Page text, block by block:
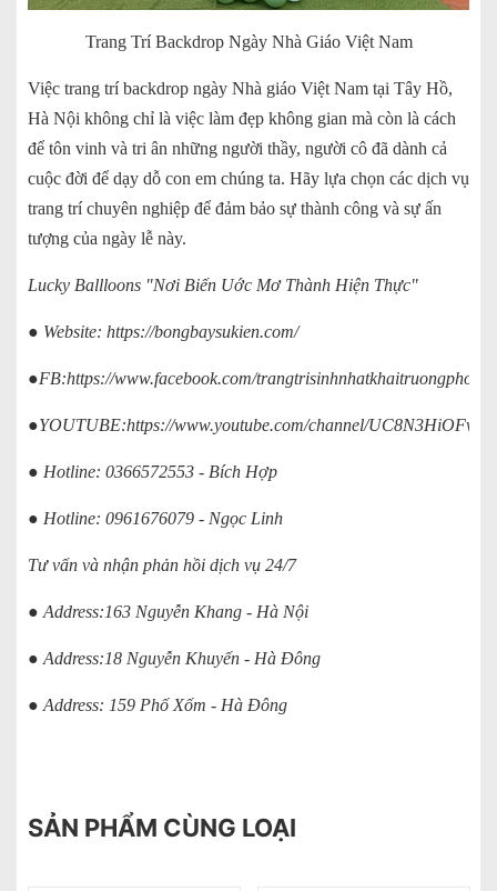
Trang Trí Backdrop Ngày Nhà Giáo Việt Nam
Việc trang trí backdrop ngày Nhà giáo Việt Nam tại Tây Hồ,
Hà Nội không chỉ là việc làm đẹp không gian mà còn là cách
để tôn vinh và tri ân những người thầy, người cô đã dành cả
cuộc đời để dạy dỗ con em chúng ta. Hãy lựa chọn các dịch vụ
trang trí chuyên nghiệp để đảm bảo sự thành công và sự ấn
tượng của ngày lễ này.
Lucky Ballloons "Nơi Biến Uớc Mơ Thành Hiện Thực"
● Website: https://bongbaysukien.com/
●FB:https://www.facebook.com/
●YOUTUBE:https://www.youtube.com/channel/
● Hotline: 0366572553 - Bích Hợp
● Hotline: 0961676079 - Ngọc Linh
Tư vấn và nhận phản hồi dịch vụ 24/7
● Address:163 Nguyễn Khang - Hà Nội
● Address:18 Nguyễn Khuyến - Hà Đông
● Address: 159 Phố Xốm - Hà Đông
SẢN PHẨM CÙNG LOẠI